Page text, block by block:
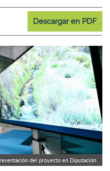
Descargar en PDF
del proyecto en Diputación